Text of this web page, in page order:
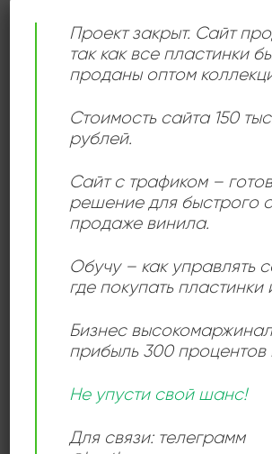
Мелодия
ИСПОЛНИТЕЛЬ Riccardo
РАЗМЕР ПЛАСТИНКИ
СЛУШАТЬ ОНЛАЙН:
Проект закрыт. Сайт
так как все пластинки
проданы оптом
Стоимость сайта 150
рублей.
Сайт с трафиком –
решение для быстрого
продаже винила.
Обучу – как управлять
где покупать пластинки
Бизнес
прибыль 300 процентов
Не упусти свой шанс!
Для связи: телеграмм